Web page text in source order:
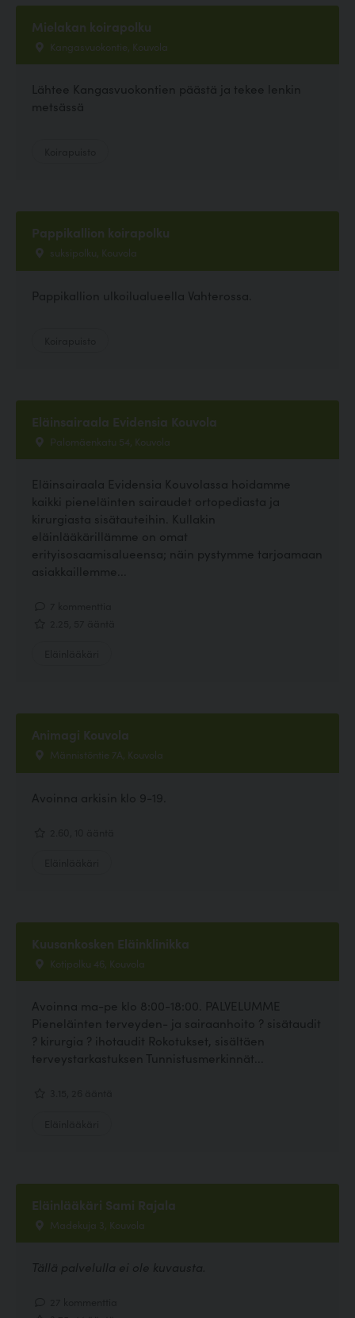
Mielakan koirapolku
Kangasvuokontie, Kouvola
Lähtee Kangasvuokontien päästä ja tekee lenkin
metsässä
Pappikallion koirapolku
suksipolku, Kouvola
Pappikallion ulkoilualueella Vahterossa.
Eläinsairaala Evidensia Kouvola
Palomäenkatu 54, Kouvola
Eläinsairaala Evidensia Kouvolassa hoidamme
kaikki pieneläinten sairaudet ortopediasta ja
kirurgiasta sisätauteihin. Kullakin
eläinlääkärillämme on omat
erityisosaamisalueensa; näin pystymme tarjoamaan
asiakkaillemme...
Animagi Kouvola
Männistöntie 7A, Kouvola
Avoinna arkisin klo 9-19.
Kuusankosken Eläinklinikka
Kotipolku 46, Kouvola
Avoinna ma-pe klo 8:00-18:00. PALVELUMME
Pieneläinten terveyden- ja sairaanhoito ? sisätaudit
? kirurgia ? ihotaudit Rokotukset, sisältäen
terveystarkastuksen Tunnistusmerkinnät...
Eläinlääkäri Sami Rajala
Madekuja 3, Kouvola
Tällä palvelulla ei ole kuvausta.